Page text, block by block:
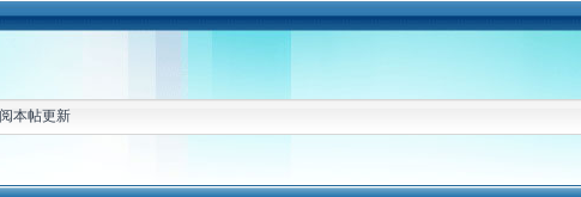
本帖更新